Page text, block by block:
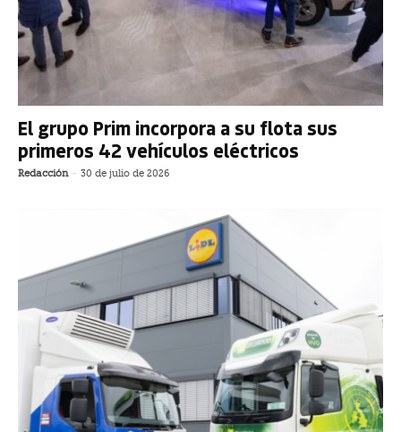
El grupo Prim incorpora a su flota sus
primeros 42 vehículos eléctricos
Redacción - 30 de julio de 2026